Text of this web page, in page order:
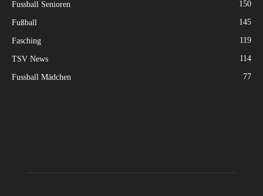
Fussball Senioren 150
Fußball 145
Fasching 119
TSV News 114
Fussball Mädchen 77